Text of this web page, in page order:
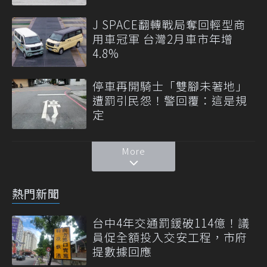
J SPACE翻轉戰局奪回輕型商
用車冠軍 台灣2月車市年增
4.8%
停車再開騎士「雙腳未著地」
遭罰引民怨！警回覆：這是規
定
More
熱門新聞
台中4年交通罰鍰破114億！議
員促全額投入交安工程，市府
提數據回應